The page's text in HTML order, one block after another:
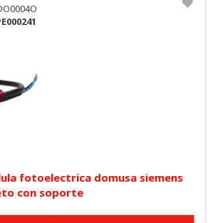
fotoelectrica domusa siemens
con soporte